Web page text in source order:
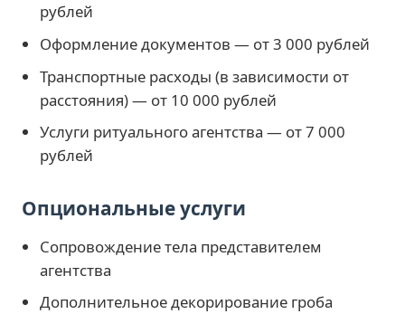
рублей
Оформление документов — от 3 000 рублей
Транспортные расходы (в зависимости от
расстояния) — от 10 000 рублей
Услуги ритуального агентства — от 7 000
рублей
Опциональные услуги
Сопровождение тела представителем
агентства
Дополнительное декорирование гроба